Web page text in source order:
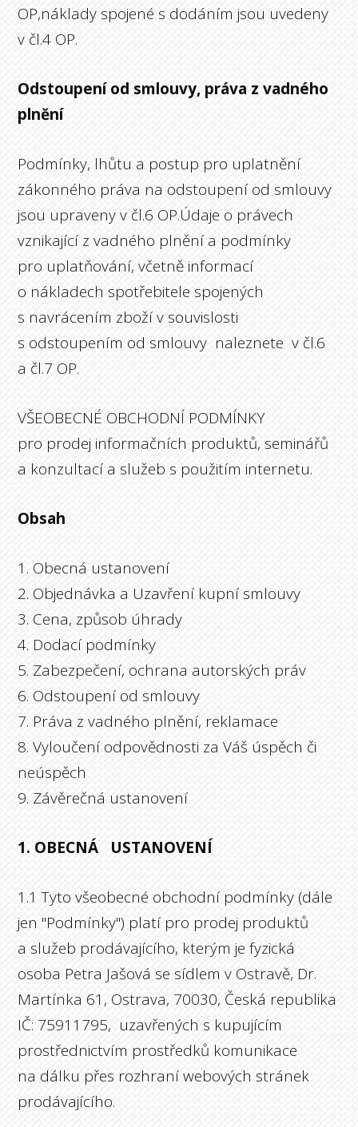
OP,náklady spojené s dodáním jsou uvedeny
v čl.4 OP.
Odstoupení od smlouvy, práva z vadného
plnění
Podmínky, lhůtu a postup pro uplatnění
zákonného práva na odstoupení od smlouvy
jsou upraveny v čl.6 OP.Údaje o právech
vznikající z vadného plnění a podmínky
pro uplatňování, včetně informací
o nákladech spotřebitele spojených
s navrácením zboží v souvislosti
s odstoupením od smlouvy naleznete v čl.6
a čl.7 OP.
VŠEOBECNÉ OBCHODNÍ PODMÍNKY
pro prodej informačních produktů, seminářů
a konzultací a služeb s použitím internetu.
Obsah
1. Obecná ustanovení
2. Objednávka a Uzavření kupní smlouvy
3. Cena, způsob úhrady
4. Dodací podmínky
5. Zabezpečení, ochrana autorských práv
6. Odstoupení od smlouvy
7. Práva z vadného plnění, reklamace
8. Vyloučení odpovědnosti za Váš úspěch či
neúspěch
9. Závěrečná ustanovení
1. OBECNÁ USTANOVENÍ
1.1 Tyto všeobecné obchodní podmínky (dále
jen "Podmínky") platí pro prodej produktů
a služeb prodávajícího, kterým je fyzická
osoba Petra Jašová se sídlem v Ostravě, Dr.
Martínka 61, Ostrava, 70030, Česká republika
IČ: 75911795, uzavřených s kupujícím
prostřednictvím prostředků komunikace
na dálku přes rozhraní webových stránek
prodávajícího.